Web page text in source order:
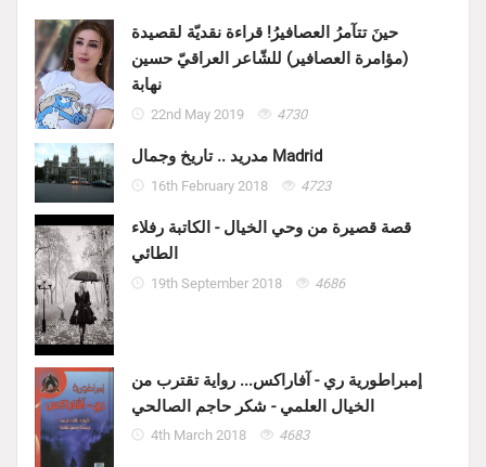
حينَ تتآمرُ العصافيرُ! قراءة نقديّة لقصيدة
(مؤامرة العصافير) للشّاعر العراقيّ حسين
نهابة
22nd May 2019 4730
مدريد .. تاريخ وجمال Madrid
16th February 2018 4723
قصة قصيرة من وحي الخيال - الكاتبة رفلاء
الطائي
19th September 2018 4686
إمبراطورية ري - آفاراكس... رواية تقترب من
الخيال العلمي - شكر حاجم الصالحي
4th March 2018 4683